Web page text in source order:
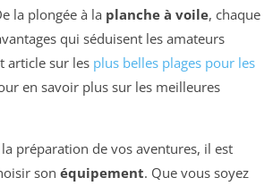
la plongée à la planche à voile, chaque
qui séduisent les amateurs
article sur les plus belles plages pour les
en savoir plus sur les meilleures
préparation de vos aventures, il est
son équipement. Que vous soyez